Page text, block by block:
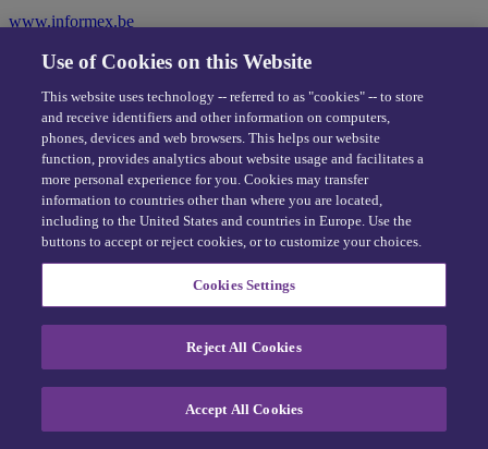
www.informex.be
Exercez vos droits
Politique de confidentialité et de traitement des données
Cookie Preferences
NOUS CONTACTER
Chaussée de Malines, 455 – 1950
Kraainem, Belgium
02 705 35 00
INFORMEX CLAIM PLATFORM
Accueil
Nous contacter
Use of Cookies on this Website
This website uses technology -- referred to as "cookies" -- to store
and receive identifiers and other information on computers,
phones, devices and web browsers. This helps our website
function, provides analytics about website usage and facilitates a
more personal experience for you. Cookies may transfer
information to countries other than where you are located,
including to the United States and countries in Europe. Use the
buttons to accept or reject cookies, or to customize your choices.
Cookies Settings
Reject All Cookies
Accept All Cookies